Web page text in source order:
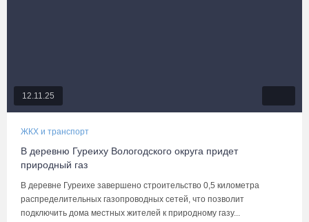
12.11.25
ЖКХ и транспорт
В деревню Гуреиху Вологодского округа придет
природный газ
В деревне Гуреихе завершено строительство 0,5 километра
распределительных газопроводных сетей, что позволит
подключить дома местных жителей к природному газу...